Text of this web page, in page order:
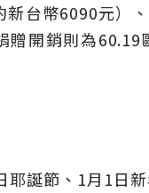
台幣6090元）
開銷則為60.19
誕節、1月1日